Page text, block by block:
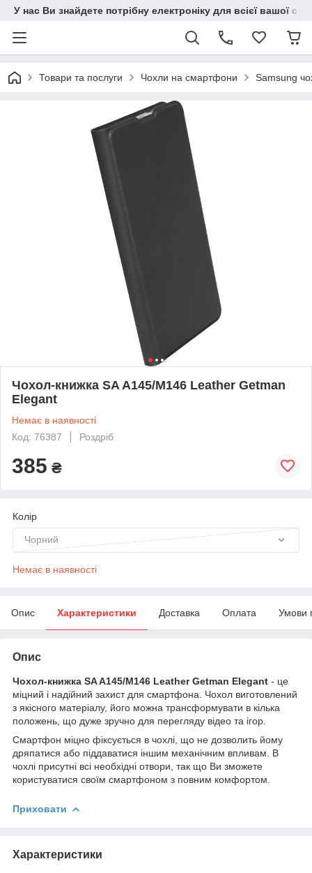
У нас Ви знайдете потрібну електроніку для всієї вашої
Товари та послуги Чохли на смартфони Samsung
Чохол-книжка SA A145/M146 Leather Getman
Elegant
Немає в наявності
Код: 76387
Роздріб
385 ₴
Колір
Чорний
Немає в наявності
Опис Характеристики Доставка Оплата Умови
Опис
Чохол-книжка SAA145/M146 Leather Getman Elegant - це
міцний і надійний захист для смартфона. Чохол виготовлений
з якісного матеріалу, його можна трансформувати в кілька
положень, що дуже зручно для перегляду відео та ігор.
Смартфон міцно фіксується в чохлі, що не дозволить йому
дряпатися або піддаватися іншим механічним впливам. В
чохлі присутні всі необхідні отвори, так що Ви зможете
користуватися своїм смартфоном з повним комфортом.
Приховати
Характеристики